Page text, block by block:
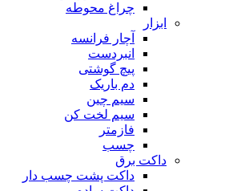
چراغ محوطه
ابزار
آچار فرانسه
انبردست
پیچ گوشتی
دم باریک
سیم چین
سیم لخت کن
فازمتر
چسب
داکت برق
داکت پشت چسب دار